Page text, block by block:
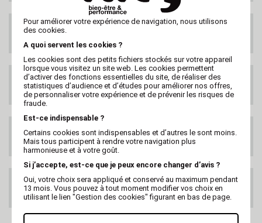
LIVRAISON GRATUITE
LIVRAISON PARTOUT
DANS LE MONDE
SATISFAIT OU
REMBOURSE
PAIEMENT 100%
SECURISE
Pour améliorer votre expérience de navigation, nous utilisons
des cookies.
A quoi servent les cookies ?
Les cookies sont des petits fichiers stockés sur votre appareil
lorsque vous visitez un site web. Les cookies permettent
d’activer des fonctions essentielles du site, de réaliser des
statistiques d’audience et d’études pour améliorer nos offres,
de personnaliser votre expérience et de prévenir les risques de
fraude.
Est-ce indispensable ?
Certains cookies sont indispensables et d’autres le sont moins.
Mais tous participent à rendre votre navigation plus
harmonieuse et à votre goût.
Si j’accepte, est-ce que je peux encore changer d’avis ?
Oui, votre choix sera appliqué et conservé au maximum pendant
13 mois. Vous pouvez à tout moment modifier vos choix en
utilisant le lien "Gestion des cookies" figurant en bas de page.